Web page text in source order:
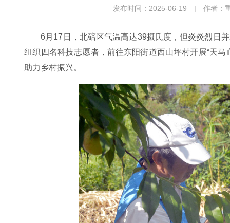
发布时间：2025-06-19 | 作者：
6月17日，北碚区气温高达39摄氏度，但炎炎烈日
组织四名科技志愿者，前往东阳街道西山坪村开展“天
助力乡村振兴。